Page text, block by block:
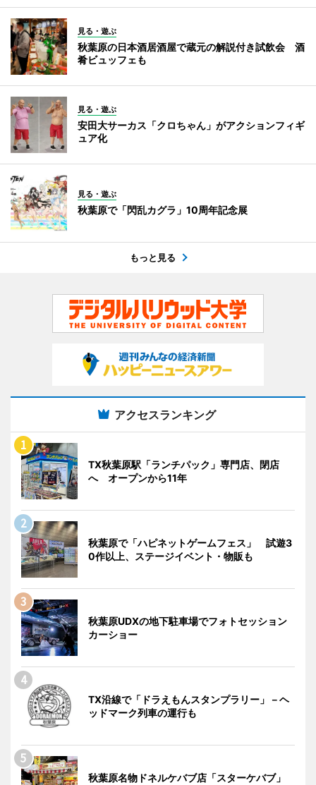
見る・遊ぶ
秋葉原の日本酒居酒屋で蔵元の解説付き試飲会 酒
肴ビュッフェも
見る・遊ぶ
安田大サーカス「クロちゃん」がアクションフィギ
ュア化
見る・遊ぶ
秋葉原で「閃乱カグラ」10周年記念展
もっと見る
アクセスランキング
TX秋葉原駅「ランチパック」専門店、閉店
へ オープンから11年
秋葉原で「ハピネットゲームフェス」 試遊3
0作以上、ステージイベント・物販も
秋葉原UDXの地下駐車場でフォトセッション
カーショー
TX沿線で「ドラえもんスタンプラリー」－ヘ
ッドマーク列車の運行も
秋葉原名物ドネルケバブ店「スターケバブ」